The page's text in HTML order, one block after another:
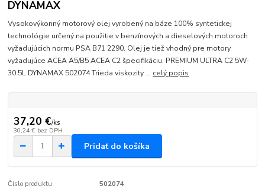
DYNAMAX
Vysokovýkonný motorový olej vyrobený na báze 100% syntetickej
technológie určený na použitie v benzínových a dieselových motoroch
vyžadujúcich normu PSA B71 2290. Olej je tiež vhodný pre motory
vyžadujúce ACEA A5/B5 ACEA C2 špecifikáciu. PREMIUM ULTRA C2 5W-
30 5L DYNAMAX 502074 Trieda viskozity ... celý popis
37,20 €/ks
30,24 € bez DPH
Pridať do košíka
Číslo produktu: 502074